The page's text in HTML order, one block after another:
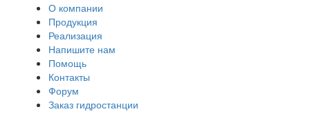
О компании
Продукция
Реализация
Напишите нам
Помощь
Контакты
Форум
Заказ гидростанции